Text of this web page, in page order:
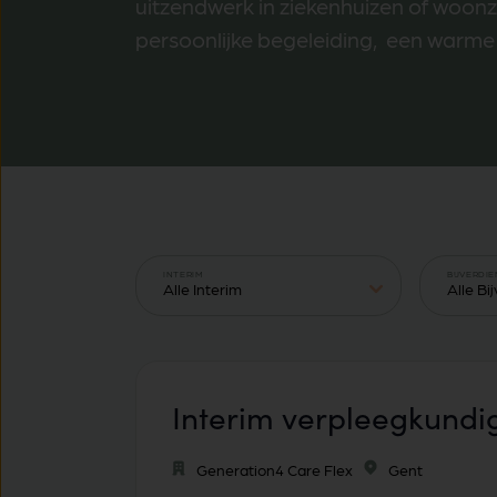
uitzendwerk in ziekenhuizen of
persoonlijke begeleiding, een
INTERIM
Interim
Generation4 Care Flex Gent